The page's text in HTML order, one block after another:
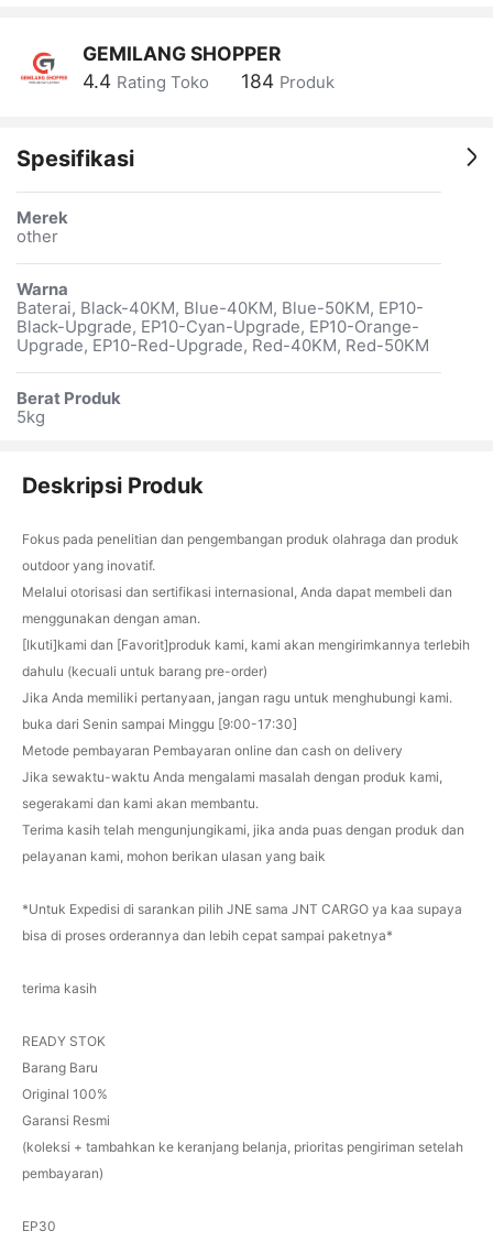
GEMILANG SHOPPER
4.4 Rating Toko 184 Produk
Spesifikasi
Merek
other
Warna
Baterai, Black-40KM, Blue-40KM, Blue-50KM, EP10-
Black-Upgrade, EP10-Cyan-Upgrade, EP10-Orange-
Upgrade, EP10-Red-Upgrade, Red-40KM, Red-50KM
Berat Produk
5kg
Deskripsi Produk
Fokus pada penelitian dan pengembangan produk olahraga dan produk
outdoor yang inovatif.
Melalui otorisasi dan sertifikasi internasional, Anda dapat membeli dan
menggunakan dengan aman.
[Ikuti]kami dan [Favorit]produk kami, kami akan mengirimkannya terlebih
dahulu (kecuali untuk barang pre-order)
Jika Anda memiliki pertanyaan, jangan ragu untuk menghubungi kami.
buka dari Senin sampai Minggu [9:00-17:30]
Metode pembayaran Pembayaran online dan cash on delivery
Jika sewaktu-waktu Anda mengalami masalah dengan produk kami,
segerakami dan kami akan membantu.
Terima kasih telah mengunjungikami, jika anda puas dengan produk dan
pelayanan kami, mohon berikan ulasan yang baik
*Untuk Expedisi di sarankan pilih JNE sama JNT CARGO ya kaa supaya
bisa di proses orderannya dan lebih cepat sampai paketnya*
terima kasih
READY STOK
Barang Baru
Original 100%
Garansi Resmi
(koleksi + tambahkan ke keranjang belanja, prioritas pengiriman setelah
pembayaran)
EP30